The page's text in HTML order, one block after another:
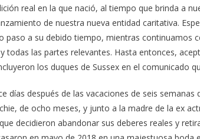
real en la que nació, al tiempo que brinda a
de nuestra nueva entidad caritativa.
paso a su debido tiempo, mientras continuamos
todas las partes relevantes. Hasta entonces,
los duques de Sussex en el comunicado
días después de las vacaciones de seis
de ocho meses, y junto a la madre de la ex
decidieron abandonar sus deberes reales y